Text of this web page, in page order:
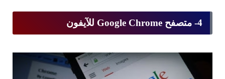
4- متصفح Google Chrome للآيفون